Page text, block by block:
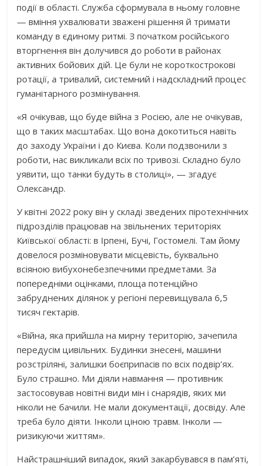
події в області. Служба сформувала в ньому головне
— вміння ухвалювати зважені рішення й тримати
команду в єдиному ритмі. З початком російського
вторгнення він долучився до роботи в районах
активних бойових дій. Це були не короткострокові
ротації, а тривалий, системний і надскладний процес
гуманітарного розмінування.
«Я очікував, що буде війна з Росією, але не очікував,
що в таких масштабах. Що вона докотиться навіть
до заходу України і до Києва. Коли подзвонили з
роботи, нас викликали всіх по тривозі. Складно було
уявити, що танки будуть в столиці», — згадує
Олександр.
У квітні 2022 року він у складі зведених піротехнічних
підрозділів працював на звільнених територіях
Київської області: в Ірпені, Бучі, Гостомелі. Там йому
довелося розміновувати місцевість, буквально
всіяною вибухонебезпечними предметами. За
попередніми оцінками, площа потенційно
забруднених ділянок у регіоні перевищувала 6,5
тисяч гектарів.
«Війна, яка прийшла на мирну територію, зачепила
передусім цивільних. Будинки знесені, машини
розстріляні, залишки боєприпасів по всіх подвір’ях.
Було страшно. Ми діяли навмання — противник
застосовував новітні види мін і снарядів, яких ми
ніколи не бачили. Не мали документації, досвіду. Але
треба було діяти. Інколи ціною травм. Інколи —
ризикуючи життям».
Найстрашніший випадок, який закарбувався в пам’яті,